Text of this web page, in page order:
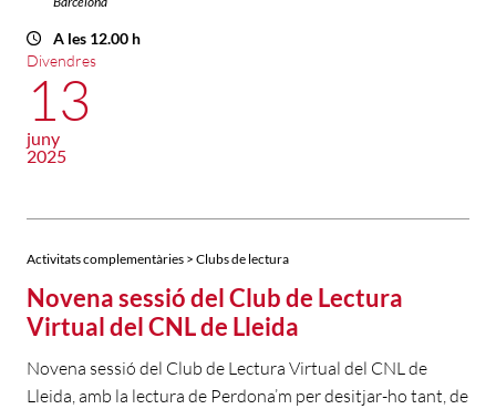
A les 12.00 h
Divendres
13
juny
2025
Activitats complementàries > Clubs de lectura
Novena sessió del Club de Lectura
Virtual del CNL de Lleida
Novena sessió del Club de Lectura Virtual del CNL de
Lleida, amb la lectura de Perdona’m per desitjar-ho tant, de